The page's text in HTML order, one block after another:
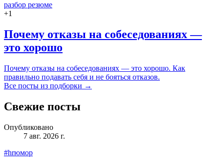
разбор резюме
+1
Почему отказы на собеседованиях —
это хорошо
Почему отказы на собеседованиях — это хорошо. Как
правильно подавать себя и не бояться отказов.
Все посты из подборки →
Свежие посты
Опубликовано
7 авг. 2026 г.
#hrюмор